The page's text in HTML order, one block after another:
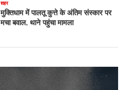
शहर
मुक्तिधाम में पालतू कुत्ते के अंतिम संस्कार पर
मचा बवाल, थाने पहुंचा मामला